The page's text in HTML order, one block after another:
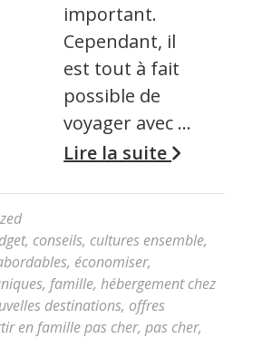
important.
Cependant, il
est tout à fait
possible de
voyager avec …
Lire la suite
, conseils, cultures ensemble,
, économiser,
, famille, hébergement chez
destinations, offres
en famille pas cher, pas cher,